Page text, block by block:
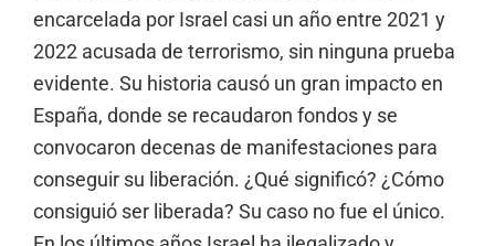
encarcelada por Israel casi un año entre 2021 y
2022 acusada de terrorismo, sin ninguna prueba
evidente. Su historia causó un gran impacto en
España, donde se recaudaron fondos y se
convocaron decenas de manifestaciones para
conseguir su liberación. ¿Qué significó? ¿Cómo
consiguió ser liberada? Su caso no fue el único.